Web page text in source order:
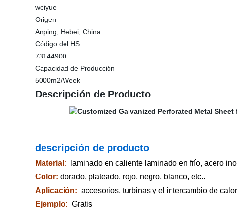
weiyue
Origen
Anping, Hebei, China
Código del HS
73144900
Capacidad de Producción
5000m2/Week
Descripción de Producto
descripción de producto
Material :
laminado en caliente laminado en frío, acero
Color: dorado, plateado, rojo, negro, blanco, etc..
Aplicación: accesorios, turbinas y el intercambio de
Ejemplo: Gratis